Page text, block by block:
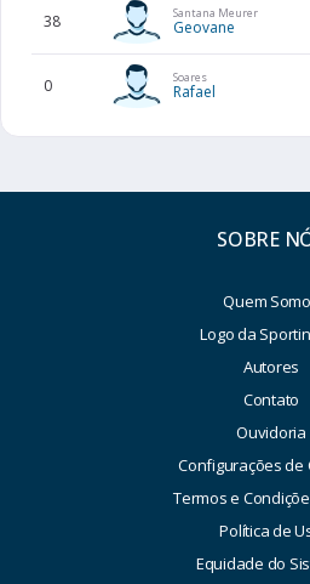
38 Santana Meurer
Geovane
0 Soares
Rafael
SOBRE
Quem
Logo da
Autores
Contato
Ouvidoria
Configurações de
Termos e
Política de
Equidade do